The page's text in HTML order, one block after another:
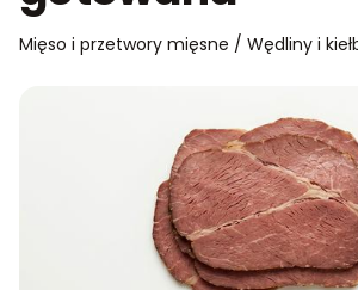
Mięso i przetwory mięsne / Wędliny i